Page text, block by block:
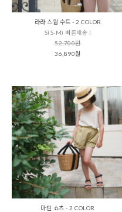
라라 스윔 수트 - 2 COLOR
S(S-M) 빠른배송 !
52,700원
36,890원
마틴 쇼츠 - 2 COLOR